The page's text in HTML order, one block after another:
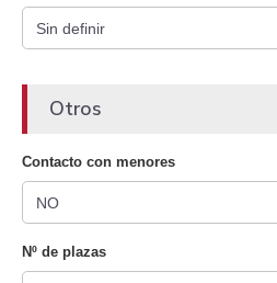
Otros
Contacto con menores
Nº de plazas